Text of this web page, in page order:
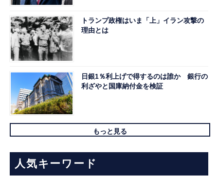
トランプ政権はいま「上」イラン攻撃の
理由とは
日銀1％利上げで得するのは誰か 銀行の
利ざやと国庫納付金を検証
もっと見る
人気キーワード